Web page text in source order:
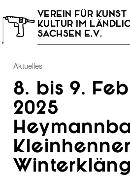
VEREIN FÜR KUNST
KULTUR IM
SACHSEN E.V.
Aktuelles
8. bis 9.
2025